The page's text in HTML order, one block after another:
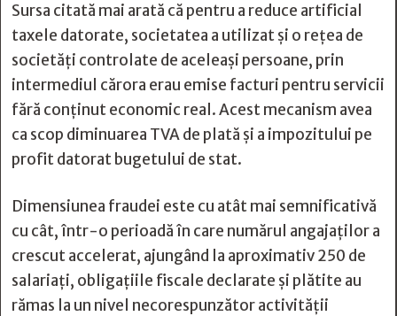
Sursa citată mai arată că pentru a reduce artificial
taxele datorate, societatea a utilizat și o rețea de
societăți controlate de aceleași persoane, prin
intermediul cărora erau emise facturi pentru servicii
fără conținut economic real. Acest mecanism avea
ca scop diminuarea TVA de plată și a impozitului pe
profit datorat bugetului de stat.
Dimensiunea fraudei este cu atât mai semnificativă
cu cât, într-o perioadă în care numărul angajaților a
crescut accelerat, ajungând la aproximativ 250 de
salariați, obligațiile fiscale declarate și plătite au
rămas la un nivel necorespunzător activității